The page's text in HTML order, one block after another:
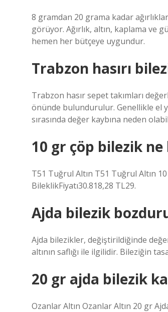
8 gramdan 20 grama kadar
görüyor. Ağırlık, altın, kaplama ve
hemen her bütçeye uygundur.
Trabzon hasırı
Trabzon hasır sepet takımları
önünde bulundurulur. Genellikle el
sırasında değer kaybına neden
10 gr çöp bilezik ne
T51 Tuğrul Altın T51 Tuğrul Altın
BileklikFiyatı30.818,28 TL29.
Ajda bilezik
Ajda bilezikler, değiştirildiğinde
altının saflığı ile ilgilidir. Bileziğin
20 gr ajda bilezik
Ozanlar Altın Ozanlar Altın 20 gr